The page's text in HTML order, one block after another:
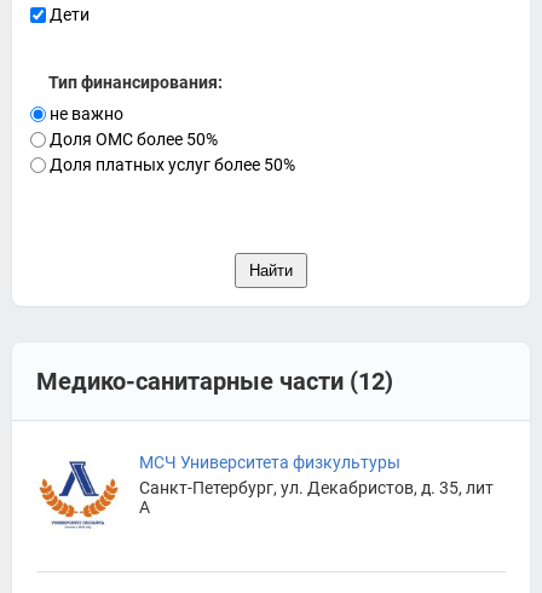
Дети
Тип финансирования:
не важно
Доля ОМС более 50%
Доля платных услуг более 50%
Медико-санитарные части (12)
МСЧ Университета физкультуры
Санкт-Петербург, ул. Декабристов, д. 35, лит
А